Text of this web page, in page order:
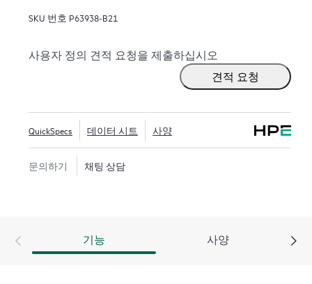
SKU 번호 P63938-B21
사용자 정의 견적 요청을 제출하십시오
견적 요청
QuickSpecs 데이터 시트 사양
문의하기 채팅 상담
기능 사양